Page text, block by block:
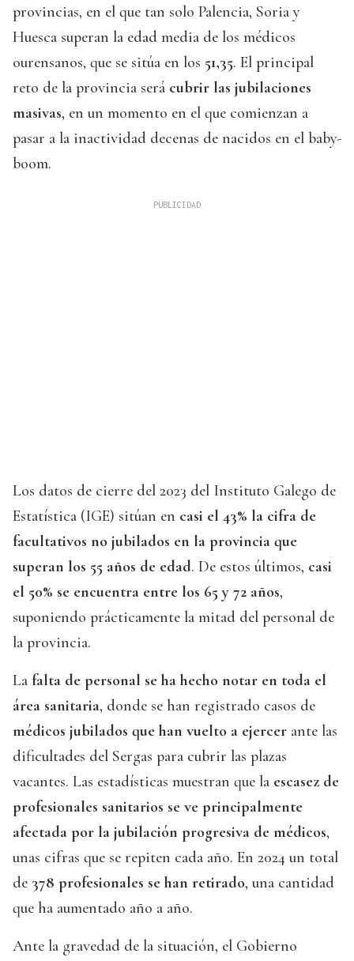
provincias, en el que tan solo Palencia, Soria y
Huesca superan la edad media de los médicos
ourensanos, que se sitúa en los 51,35. El principal
reto de la provincia será cubrir las jubilaciones
masivas, en un momento en el que comienzan a
pasar a la inactividad decenas de nacidos en el baby-
boom.
Los datos de cierre del 2023 del Instituto Galego de
Estatística (IGE) sitúan en casi el 43% la cifra de
facultativos no jubilados en la provincia que
superan los 55 años de edad. De estos últimos, casi
el 50% se encuentra entre los 65 y 72 años,
suponiendo prácticamente la mitad del personal de
la provincia.
La falta de personal se ha hecho notar en toda el
área sanitaria, donde se han registrado casos de
médicos jubilados que han vuelto a ejercer ante las
dificultades del Sergas para cubrir las plazas
vacantes. Las estadísticas muestran que la escasez de
profesionales sanitarios se ve principalmente
afectada por la jubilación progresiva de médicos,
unas cifras que se repiten cada año. En 2024 un total
de 378 profesionales se han retirado, una cantidad
que ha aumentado año a año.
Ante la gravedad de la situación, el Gobierno